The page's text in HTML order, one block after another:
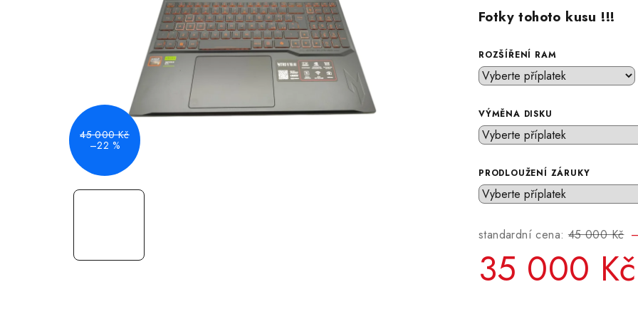
Fotky tohoto kusu !!!
ROZŠÍŘENÍ RAM
VÝMĚNA DISKU
PRODLOUŽENÍ ZÁRUKY
standardní cena: 45 000 Kč
35 000 Kč
45 000 Kč
–22 %